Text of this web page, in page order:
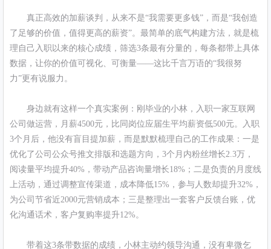
真正高效的加薪谈判，从来不是“我需要更多钱”，而是“我创造
了足够的价值，值得更高的薪资”。最简单的底气构建方法，就是梳
理自己入职以来的核心成绩，筛选3条最有分量的，每条都带上具体
数据，让你的价值可视化、可衡量——这比千言万语的“我很努
力”更有说服力。
身边就有这样一个真实案例：刚毕业的小林，入职一家互联网
公司做运营，月薪4500元，比同岗位应届生平均薪资低500元。入职
3个月后，他没有盲目提加薪，而是默默梳理自己的工作成果：一是
优化了公司公众号推文排版和选题方向，3个月内粉丝增长2.3万，
阅读量平均提升40%，带动产品咨询量增长18%；二是负责的月度线
上活动，通过调整宣传渠道，成本降低15%，参与人数却提升32%，
为公司节省近2000元营销成本；三是整理出一套客户反馈台账，优
化沟通话术，客户复购率提升12%。
带着这3条带数据的成绩，小林主动约领导沟通，没有卑微乞